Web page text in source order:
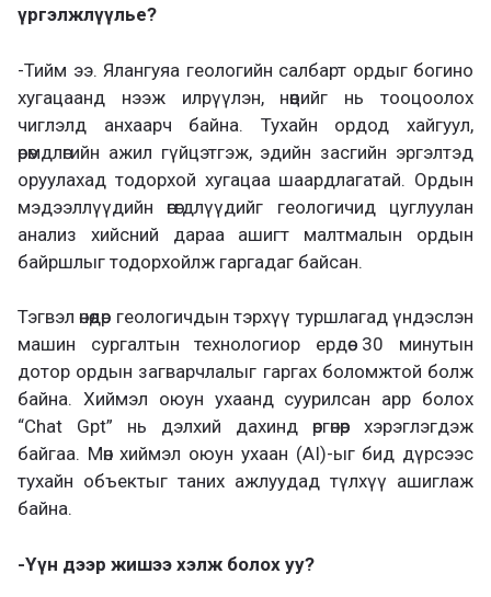
үргэлжлүүлье?
-Тийм ээ. Ялангуяа геологийн салбарт ордыг богино
хугацаанд нээж илрүүлэн, нөөцийг нь тооцоолох
чиглэлд анхаарч байна. Тухайн ордод хайгуул,
өрөмдлөгийн ажил гүйцэтгэж, эдийн засгийн эргэлтэд
оруулахад тодорхой хугацаа шаардлагатай. Ордын
мэдээллүүдийн өгөгдлүүдийг геологичид цуглуулан
анализ хийсний дараа ашигт малтмалын ордын
байршлыг тодорхойлж гаргадаг байсан.
Тэгвэл өнөөдөр геологичдын тэрхүү туршлагад үндэслэн
машин сургалтын технологиор ердөө 30 минутын
дотор ордын загварчлалыг гаргах боломжтой болж
байна. Хиймэл оюун ухаанд суурилсан app болох
“Chat Gpt” нь дэлхий дахинд өргөнөөр хэрэглэгдэж
байгаа. Мөн хиймэл оюун ухаан (AI)-ыг бид дүрсээс
тухайн объектыг таних ажлуудад түлхүү ашиглаж
байна.
-Үүн дээр жишээ хэлж болох уу?